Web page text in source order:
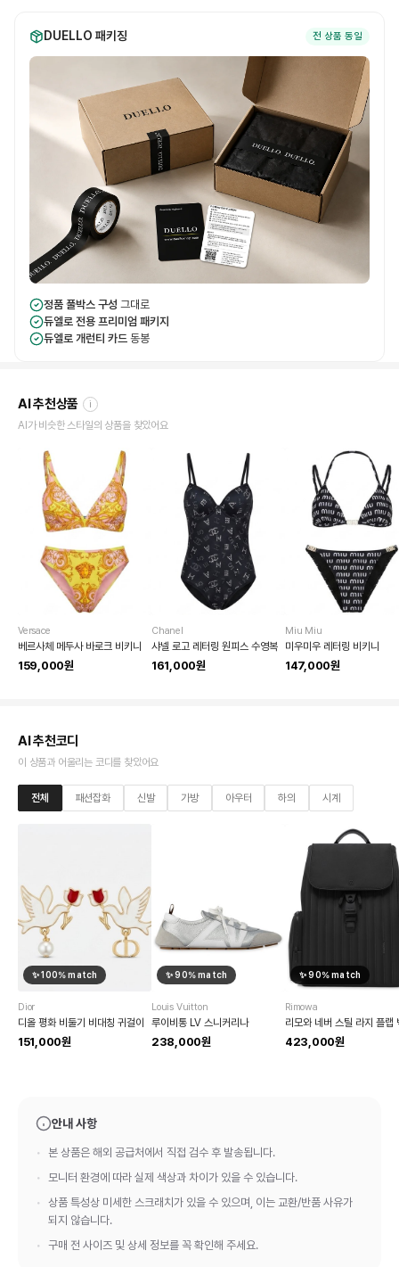
DUELLO 패키징 전 상품 동일
정품 풀박스 구성 그대로
듀엘로 전용 프리미엄 패키지
듀엘로 개런티 카드 동봉
AI 추천상품 i
AI가 비슷한 스타일의 상품을 찾았어요
Versace
베르사체 메두사 바로크 비키니
159,000원
Chanel
샤넬 로고 레터링 원피스 수영복
161,000원
Miu Miu
미우미우 레터링 비키니
147,000원
AI 추천코디
이 상품과 어울리는 코디를 찾았어요
전체 패션잡화 신발 가방 아우터 하의 시계
✨100% match
Dior
디올 평화 비둘기 비대칭 귀걸이
151,000원
✨90% match
Louis Vuitton
루이비통 LV 스니커리나
238,000원
✨90% match
Rimowa
리모와 네버 스틸 라지 플랩
423,000원
안내 사항
본 상품은 해외 공급처에서 직접 검수 후 발송됩니다.
모니터 환경에 따라 실제 색상과 차이가 있을 수 있습니다.
상품 특성상 미세한 스크래치가 있을 수 있으며, 이는 교환/반품 사유가
되지 않습니다.
구매 전 사이즈 및 상세 정보를 꼭 확인해 주세요.